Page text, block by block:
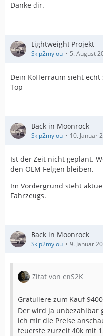
Danke dir.
Lightweight Projekt
Skip2mylou 5. August
Dein Kofferraum sieht
Top
Back in Moonrock
Skip2mylou 10. Januar
Ist der Zeit nicht geplant.
den OEM Felgen bleiben.
Im Vordergrund steht
Fahrzeugs.
Back in Moonrock
Skip2mylou 9. Januar
Zitat von enS2K
Gratuliere zum Kauf
Der wird ja unbezahlbar
ich mir die Preise
teuerste zurzeit 40k mit